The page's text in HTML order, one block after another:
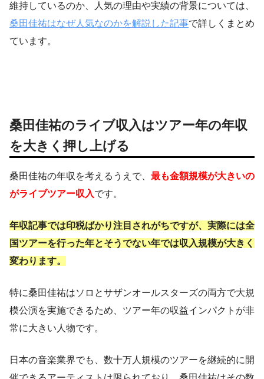
維持しているのか、人気の理由や実績の背景については、
桑田佳祐はなぜ人気なのかを解説した記事で詳しくまとめ
ています。
桑田佳祐のライブ収入はツアー年の年収
を大きく押し上げる
桑田佳祐の年収を考えるうえで、 最も金額規模が大きいの
がライブツアー収入です。
年収記事では印税ばかり注目されがちですが、実際には全
国ツアーを行った年とそうでない年では収入規模が大きく
変わります。
特に桑田佳祐はソロとサザンオールスターズの両方で大規
模公演を実施できるため、ツアー年の収益インパクトが非
常に大きい人物です。
日本の音楽業界でも、数十万人規模のツアーを継続的に開